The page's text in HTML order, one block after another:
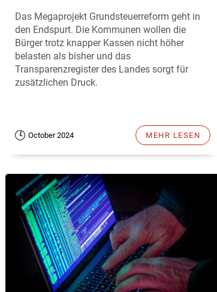
Das Megaprojekt Grundsteuerreform geht in
den Endspurt. Die Kommunen wollen die
Bürger trotz knapper Kassen nicht höher
belasten als bisher und das
Transparenzregister des Landes sorgt für
zusätzlichen Druck.
October 2024 MEHR LESEN